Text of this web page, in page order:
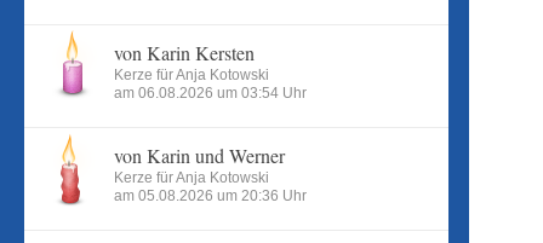
von Karin Kersten
Kerze für Anja Kotowski
am 06.08.2026 um 03:54 Uhr
von Karin und Werner
Kerze für Anja Kotowski
am 05.08.2026 um 20:36 Uhr